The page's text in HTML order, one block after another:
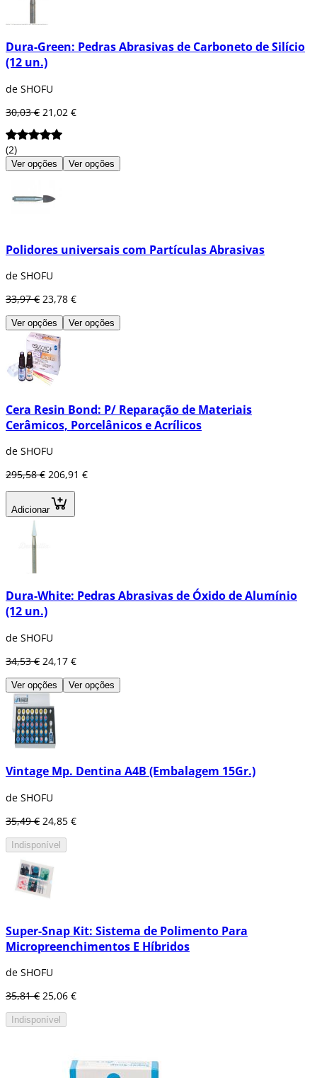
Dura-Green: Pedras Abrasivas de Carboneto de Silício
(12 un.)
de SHOFU
30,03 € 21,02 €
(2)
Ver opções Ver opções
Polidores universais com Partículas Abrasivas
de SHOFU
33,97 € 23,78 €
Ver opções Ver opções
Cera Resin Bond: P/ Reparação de Materiais
Cerâmicos, Porcelânicos e Acrílicos
de SHOFU
295,58 € 206,91 €
Adicionar
Dura-White: Pedras Abrasivas de Óxido de Alumínio
(12 un.)
de SHOFU
34,53 € 24,17 €
Ver opções Ver opções
Vintage Mp. Dentina A4B (Embalagem 15Gr.)
de SHOFU
35,49 € 24,85 €
Indisponível
Super-Snap Kit: Sistema de Polimento Para
Micropreenchimentos E Híbridos
de SHOFU
35,81 € 25,06 €
Indisponível